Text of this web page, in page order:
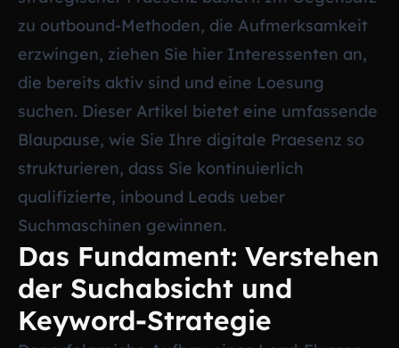
zu outbound-Methoden, die Aufmerksamkeit
erzwingen, ziehen Sie hier Interessenten an,
die bereits aktiv sind und eine Loesung
suchen. Dieser Artikel bietet eine umfassende
Blaupause, wie Sie Ihre digitale Praesenz so
strukturieren, dass Sie kontinuierlich
qualifizierte, inbound Leads ueber
Suchmaschinen gewinnen.
Das Fundament: Verstehen
der Suchabsicht und
Keyword-Strategie